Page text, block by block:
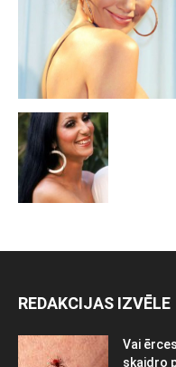
REDAKCIJAS IZVĒLE
Vai
skaidro